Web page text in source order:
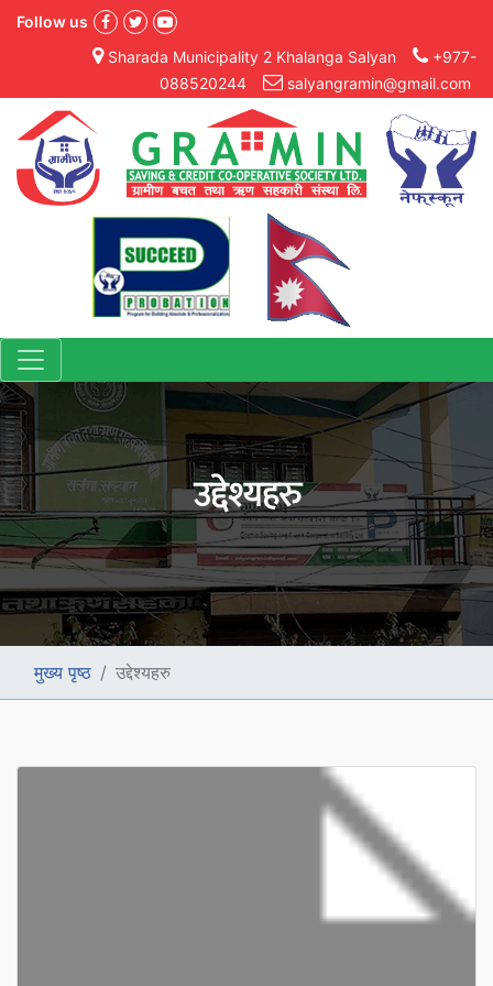
Follow us
Sharada Municipality 2 Khalanga Salyan
+977-
088520244
salyangramin@gmail.com
उद्देश्यहरु
मुख्य पृष्ठ उद्देश्यहरु